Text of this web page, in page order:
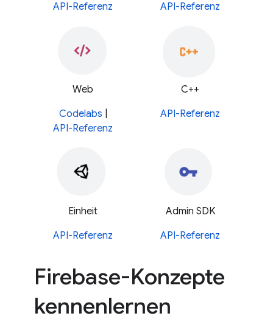
API-Referenz API-Referenz
Web
Codelabs
API-Referenz
C++
API-Referenz
Einheit
API-Referenz
Admin SDK
API-Referenz
Firebase-Konzepte
kennenlernen